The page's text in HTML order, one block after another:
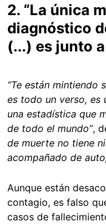
2. “La única
diagnóstico
(...) es junto
“Te están mintiendo
es todo un verso, es
una estadística que
de todo el mundo”,
de muerte no tiene
acompañado de
Aunque están
contagio, es falso
casos de